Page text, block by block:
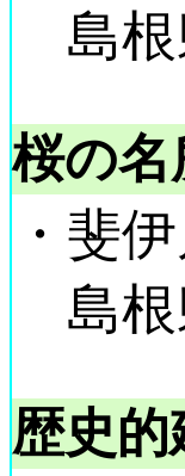
島根
桜の名
・斐
島根
歴史的